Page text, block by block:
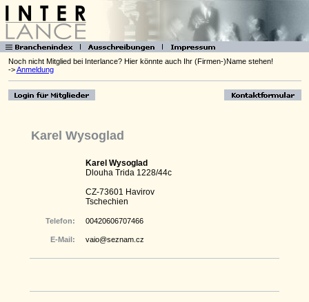
Noch nicht Mitglied bei Interlance? Hier könnte auch Ihr (Firmen-)Name stehen!
->Anmeldung
Karel Wysoglad
Karel Wysoglad
Dlouha Trida 1228/44c
CZ-73601 Havirov
Tschechien
Telefon: 00420606707466
E-Mail: vaio@seznam.cz